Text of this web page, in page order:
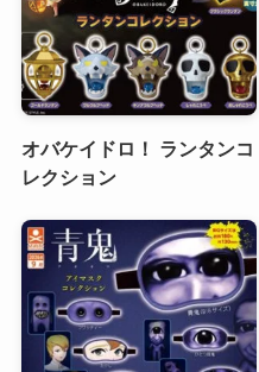
オバケイドロ！ ランタンコ
レクション